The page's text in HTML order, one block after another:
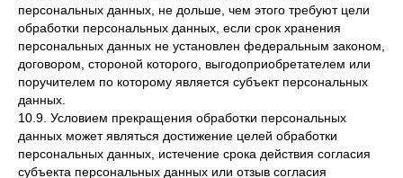
персональных данных, не дольше, чем этого требуют цели
обработки персональных данных, если срок хранения
персональных данных не установлен федеральным законом,
договором, стороной которого, выгодоприобретателем или
поручителем по которому является субъект персональных
данных.
10.9. Условием прекращения обработки персональных
данных может являться достижение целей обработки
персональных данных, истечение срока действия согласия
субъекта персональных данных или отзыв согласия